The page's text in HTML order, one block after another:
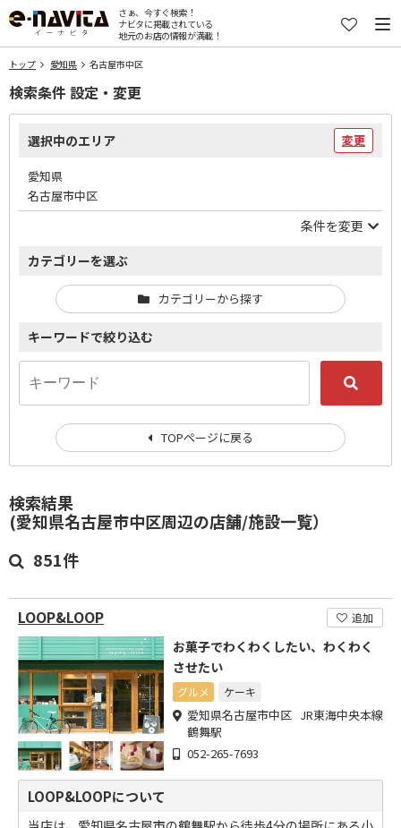
さぁ、今すぐ検索！
ナビタに掲載されている
地元のお店の情報が満載！
トップ 愛知県 名古屋市中区
検索結果
(愛知県名古屋市中区周辺の店舗/施設一覧）
851件
LOOP&LOOP 追加
お菓子でわくわくしたい、わくわく
させたい
グルメ ケーキ
愛知県名古屋市中区 JR東海中央本線
鶴舞駅
052-265-7693
LOOP&LOOPについて
検索条件 設定・変更
選択中のエリア 変更
愛知県
名古屋市中区
条件を変更
カテゴリーを選ぶ
カテゴリーから探す
キーワードで絞り込む
TOPページに戻る